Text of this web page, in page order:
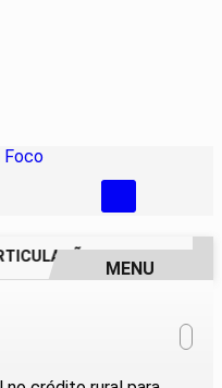
PARA
MENU